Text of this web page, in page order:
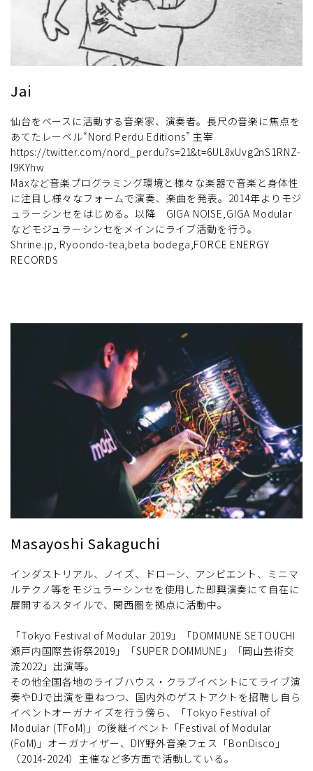
Jai
仙台をベースに活動する音楽家、演奏者。長尺の音楽に焦点を
あてたレーベル“Nord Perdu Editions” 主宰
https://twitter.com/nord_perdu?s=21&t=6UL8xUvg2nS1RNZ-
I9KYhw
Maxなど音楽プログラミング環境と様々な楽器で音楽と身体性
に注目し様々なフォームで演奏、楽曲を発表。2014年よりモジ
ュラーシンセをはじめる。以降 GIGA NOISE,GIGA Modular
などモジュラーシンセをメインにライブ活動を行う。
Shrine.jp, Ryoondo-tea,beta bodega,FORCE ENERGY
RECORDS
Masayoshi Sakaguchi
インダストリアル、ノイズ、ドローン、アンビエント、ミニマ
ルテクノ等をモジュラーシンセを使用した即興演奏にて自在に
展開するスタイルで、関西圏を拠点に活動中。
「Tokyo Festival of Modular 2019」「DOMMUNE SETOUCHI
瀬戸内国際芸術祭2019」「SUPER DOMMUNE」「岡山芸術交
流2022」出演等。
その他全国各地のライブハウス・クラブイベントにてライブ演
奏やDJで出演を重ねつつ、国内外のゲストアクトを招聘し自ら
イベントオーガナイズを行う傍ら、「Tokyo Festival of
Modular (TFoM)」の後継イベント「Festival of Modular
(FoM)」オーガナイザー、DIY野外音楽フェス「BonDisco」
（2014-2024）主催など多方面で活動している。